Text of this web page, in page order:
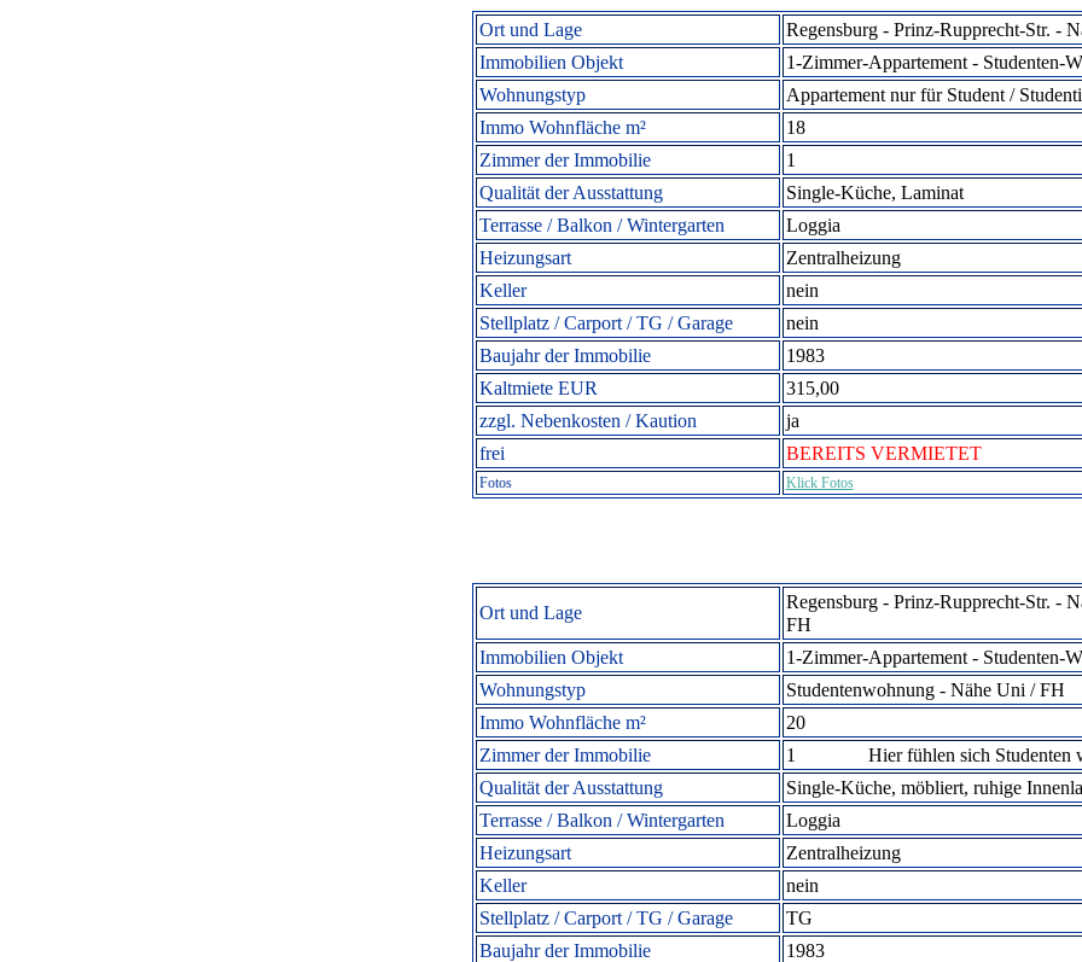
Ort und Lage
Regensburg - Prinz-Rupprecht-Str. -
Immobilien Objekt
1-Zimmer-Appartement - Studenten-
Wohnungstyp
Appartement nur für Student /
Immo Wohnfläche m²
18
Zimmer der Immobilie
1
Qualität der Ausstattung
Single-Küche, Laminat
Terrasse / Balkon / Wintergarten
Loggia
Heizungsart
Zentralheizung
Keller
nein
Stellplatz / Carport / TG / Garage
nein
Baujahr der Immobilie
1983
Kaltmiete EUR
315,00
zzgl. Nebenkosten / Kaution
ja
frei
BEREITS VERMIETET
Fotos Klick Fotos
Ort und Lage
Regensburg - Prinz-Rupprecht-Str. -
FH
Immobilien Objekt
1-Zimmer-Appartement - Studenten-
Wohnungstyp
Studentenwohnung- Nähe Uni / FH
Immo Wohnfläche m²
20
Zimmer der Immobilie
1 Hier fühlen sich Studenten
Qualität der Ausstattung
Single-Küche, möbliert, ruhige
Terrasse / Balkon / Wintergarten
Loggia
Heizungsart
Zentralheizung
Keller
nein
Stellplatz / Carport / TG / Garage
TG
Baujahr der Immobilie
1983